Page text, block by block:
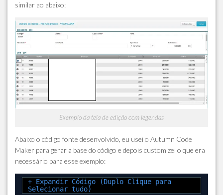
similar ao abaixo:
Exemplo da tela de edição com legendas
Abaixo o código fonte desenvolvido, eu usei o Autumn Code
Maker para gerar a base do código e depois customizei o que era
necessário para esse exemplo:
+ Expandir Código (Duplo Clique para
Selecionar tudo)